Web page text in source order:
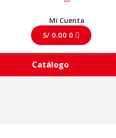
Mi Cuenta
S/0.00 0
Catálogo